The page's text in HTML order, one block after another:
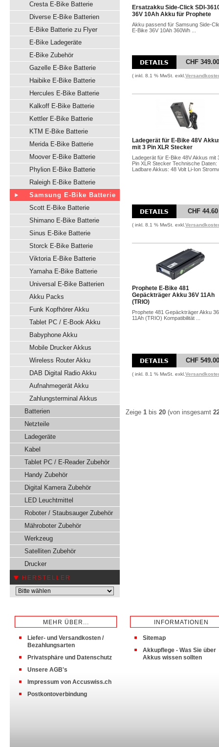
Cresta E-Bike Batterie
Diverse E-Bike Batterien
E-Bike Batterie zu Flyer
E-Bike Ladegeräte
E-Bike Zubehör
Gazelle E-Bike Batterie
Haibike E-Bike Batterie
Hercules E-Bike Batterie
Kalkoff E-Bike Batterie
Kettler E-Bike Batterie
KTM E-Bike Batterie
Merida E-Bike Batterie
Moover E-Bike Batterie
Phylion E-Bike Batterie
Raleigh E-Bike Batterie
Samsung E-Bike Batterie
Scott E-Bike Batterie
Shimano E-Bike Batterie
Sinus E-Bike Batterie
Storck E-Bike Batterie
Viktoria E-Bike Batterie
Yamaha E-Bike Batterie
Universal E-Bike Batterien
Akku Packs
Funk Kopfhörer Akku
Tablet PC / E-Book Akku
Babyphone Akku
Mobile Drucker Akkus
Wireless Router Akku
DAB Digital Radio Akku
Aufnahmegerät Akku
Zahlungsterminal Akkus
Batterien
Netzteile
Ladegeräte
Kabel
Tablet PC / E-Reader Zubehör
Handy Zubehör
Digital Kamera Zubehör
LED Leuchtmittel
Roboter / Staubsauger Zubehör
Mähroboter Zubehör
Werkzeug
Satelliten Zubehör
Drucker
HERSTELLER
Ersatzakku Side-Click SDI-
36V 10Ah Akku für Prophete
Akku passend für Samsung Side-
E-Bike 36V 10Ah 360Wh ...
CHF 349.00
( inkl. 8.1 % MwSt. exkl.
Ladegerät für E-Bike 48V
mit 3 Pin XLR Stecker
Ladegerät für E-Bike 48V Akkus mit
Pin XLR Stecker Technische Daten:
Ladbare Akkus: 48 Volt Li-Ion
CHF 44.60
( inkl. 8.1 % MwSt. exkl.
Prophete E-Bike 481
Gepäckträger Akku 36V 11Ah
(TRIO)
Prophete 481 Gepäckträger Akku
11Ah (TRIO) Kompatibilität ...
CHF 549.00
( inkl. 8.1 % MwSt. exkl.
Zeige 1 bis 20 (von insgesamt
MEHR ÜBER...
Liefer- und Versandkosten /
Bezahlungsarten
Privatsphäre und Datenschutz
Unsere AGB's
Impressum von Accuswiss.ch
Postkontoverbindung
INFORMATIONEN
Sitemap
Akkupflege - Was Sie über
Akkus wissen sollten